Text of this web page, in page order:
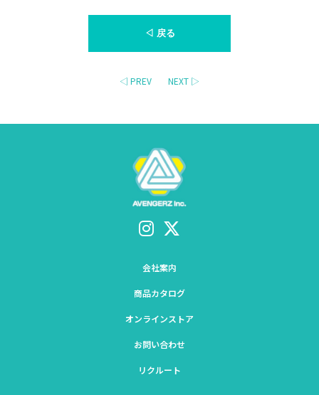
◁ 戻る
◁ PREV NEXT ▷
会社案内
商品カタログ
オンラインストア
お問い合わせ
リクルート